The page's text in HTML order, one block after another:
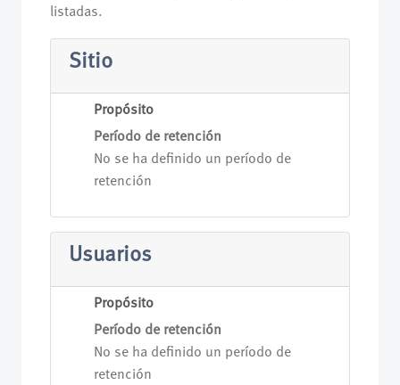
listadas.
Sitio
Propósito
Período de retención
No se ha definido un período de
retención
Usuarios
Propósito
Período de retención
No se ha definido un período de
retención